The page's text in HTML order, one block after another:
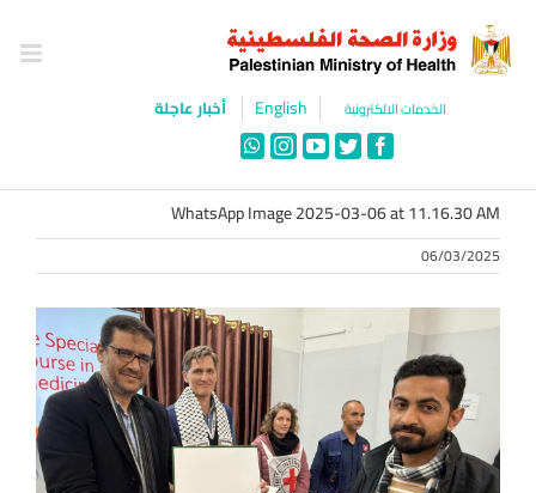
content
الخدمات الالكترونية English أخبار عاجلة
Facebook
Twitter
YouTube
Instagram
WhatsApp
WhatsApp Image 2025-03-06 at 11.16.30 AM
06/03/2025